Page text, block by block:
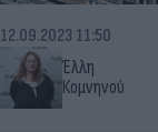
Έλλη
Κομνηνού
12.09.2023 11:50